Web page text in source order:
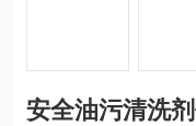
安全油污清洗